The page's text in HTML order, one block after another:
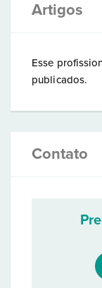
Artigos
Esse
publicados.
Contato